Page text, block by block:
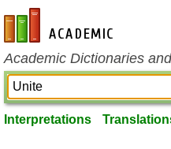
en-academic.com
Academic Dictionaries
Interpretations